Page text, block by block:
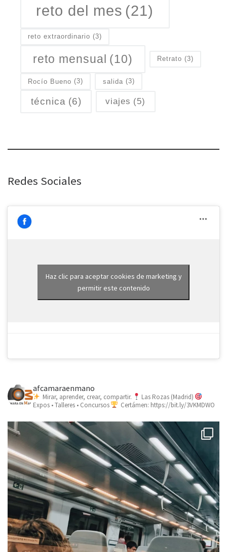
reto del mes (21)
reto extraordinario (3)
reto mensual (10) Retrato (3)
Rocío Bueno (3) salida (3)
técnica (6) viajes (5)
Redes Sociales
Haz clic para aceptar cookies de marketing y
permitir este contenido
afcamaraenmano
Mirar, aprender, crear, compartir.
Las Rozas (Madrid)
Expos • Talleres • Concursos
Certámen: https://bit.ly/3VKMDWO